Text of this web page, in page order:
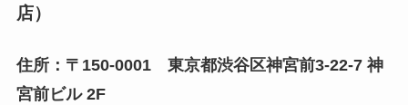
店）
住所：〒150-0001 東京都渋谷区神宮前3-22-7 神
宮前ビル 2F